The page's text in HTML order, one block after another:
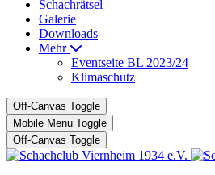
Schachrätsel
Galerie
Downloads
Mehr
Eventseite BL 2023/24
Klimaschutz
Off-Canvas Toggle
Mobile Menu Toggle
Off-Canvas Toggle